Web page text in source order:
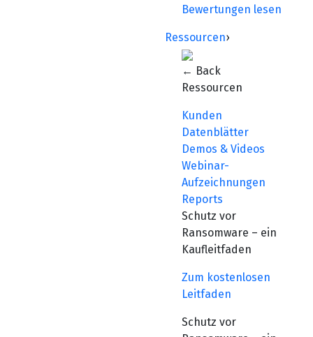
Bewertungen lesen
Ressourcen›
← Back
Ressourcen
Kunden
Datenblätter
Demos & Videos
Webinar-
Aufzeichnungen
Reports
Schutz vor
Ransomware – ein
Kaufleitfaden
Zum kostenlosen
Leitfaden
Schutz vor